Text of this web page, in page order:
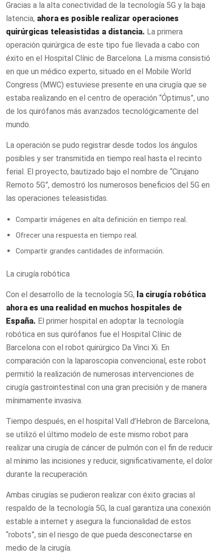
Gracias a la alta conectividad de la tecnología 5G y la baja
latencia, ahora es posible realizar operaciones
quirúrgicas teleasistidas a distancia. La primera
operación quirúrgica de este tipo fue llevada a cabo con
éxito en el Hospital Clínic de Barcelona. La misma consistió
en que un médico experto, situado en el Mobile World
Congress (MWC) estuviese presente en una cirugía que se
estaba realizando en el centro de operación “Óptimus”, uno
de los quirófanos más avanzados tecnológicamente del
mundo.
La operación se pudo registrar desde todos los ángulos
posibles y ser transmitida en tiempo real hasta el recinto
ferial. El proyecto, bautizado bajo el nombre de “Cirujano
Remoto 5G”, demostró los numerosos beneficios del 5G en
las operaciones teleasistidas.
Compartir imágenes en alta definición en tiempo real.
Ofrecer una respuesta en tiempo real.
Compartir grandes cantidades de información.
La cirugía robótica
Con el desarrollo de la tecnología 5G, la cirugía robótica
ahora es una realidad en muchos hospitales de
España. El primer hospital en adoptar la tecnología
robótica en sus quirófanos fue el Hospital Clínic de
Barcelona con el robot quirúrgico Da Vinci Xi. En
comparación con la laparoscopia convencional, este robot
permitió la realización de numerosas intervenciones de
cirugía gastrointestinal con una gran precisión y de manera
mínimamente invasiva.
Tiempo después, en el hospital Vall d’Hebron de Barcelona,
se utilizó el último modelo de este mismo robot para
realizar una cirugía de cáncer de pulmón con el fin de reducir
al mínimo las incisiones y reducir, significativamente, el dolor
durante la recuperación.
Ambas cirugías se pudieron realizar con éxito gracias al
respaldo de la tecnología 5G, la cual garantiza una conexión
estable a internet y asegura la funcionalidad de estos
“robots”, sin el riesgo de que pueda desconectarse en
medio de la cirugía.